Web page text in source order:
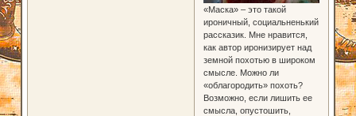
«Маска» – это такой
ироничный, социальненький
рассказик. Мне нравится,
как автор иронизирует над
земной похотью в широком
смысле. Можно ли
«облагородить» похоть?
Возможно, если лишить ее
смысла, опустошить,